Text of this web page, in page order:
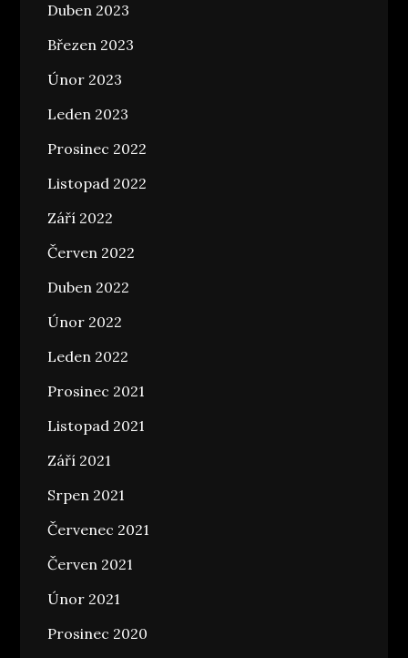
Duben 2023
Březen 2023
Únor 2023
Leden 2023
Prosinec 2022
Listopad 2022
Září 2022
Červen 2022
Duben 2022
Únor 2022
Leden 2022
Prosinec 2021
Listopad 2021
Září 2021
Srpen 2021
Červenec 2021
Červen 2021
Únor 2021
Prosinec 2020